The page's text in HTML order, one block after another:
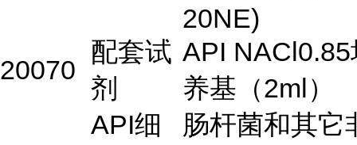
20NE)
20070
配套试
剂
API NACl0.85
养基（2ml）
API细
肠杆菌和其它